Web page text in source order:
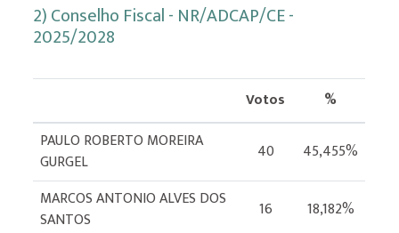
2) Conselho Fiscal - NR/ADCAP/CE -
2025/2028
Votos
%
PAULO ROBERTO MOREIRA
GURGEL
40
45,455%
MARCOS ANTONIO ALVES DOS
SANTOS
16
18,182%